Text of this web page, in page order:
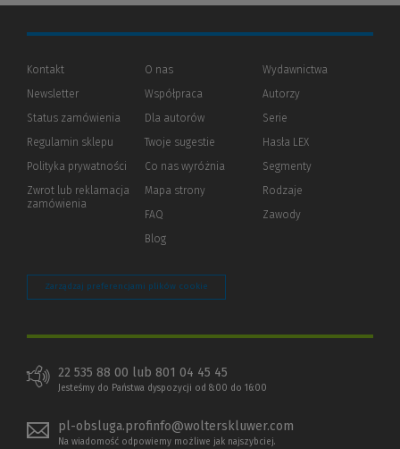
Kontakt
Newsletter
Status zamówienia
Regulamin sklepu
Polityka prywatności (Nowe
(Link
innej
Zwrot lub reklamacja
zamówienia
O nas
Współpraca
Dla autorów(Nowe
(Link
innej
Twoje sugestie
Co nas wyróżnia
Mapa strony
FAQ
Blog
Wydawnictwa
Autorzy
Serie
Hasła LEX
Segmenty
Rodzaje
Zawody
Zarządzaj preferencjami plików cookie
22 535 88 00 lub 801 04 45 45
Jesteśmy do Państwa dyspozycji od 8:00 do 16:00
pl-obsluga.profinfo@wolterskluwer.com
Na wiadomość odpowiemy możliwe jak najszybciej.